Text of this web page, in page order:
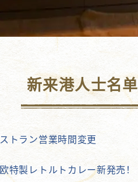
新来港人士名单
ストラン営業時間変更
特製レトルトカレー新発売！